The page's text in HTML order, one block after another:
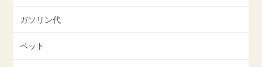
ガソリン代
ペット